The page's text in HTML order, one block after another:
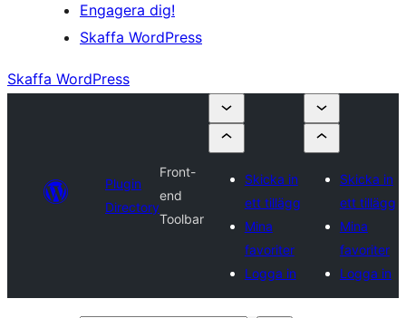
Engagera dig!
Skaffa WordPress
Skaffa WordPress
Plugin
Directory
Front-
end
Toolbar
Skicka in
ett tillägg
Mina
favoriter
Logga in
Skicka in
ett tillägg
Mina
favoriter
Logga in